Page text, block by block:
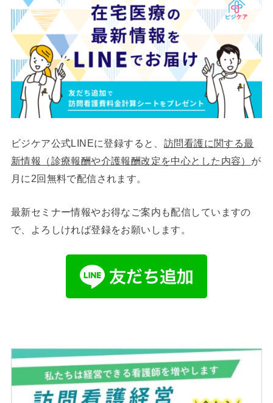
ビジケア公式LINEに登録すると、 訪問看護に関する最
新情報（診療報酬や介護報酬改定を中心とした内容） が
月に2回無料で配信されます。
最新セミナー情報やお得なご案内も配信していますの
で、よろしければ登録をお願いします。